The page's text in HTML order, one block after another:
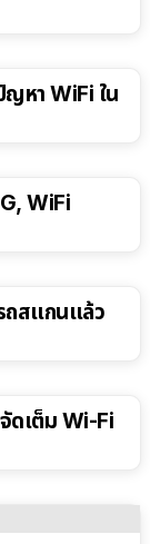
หา WiFi ใน
WiFi
ถสแกนแล้ว
ดเต็ม Wi-Fi